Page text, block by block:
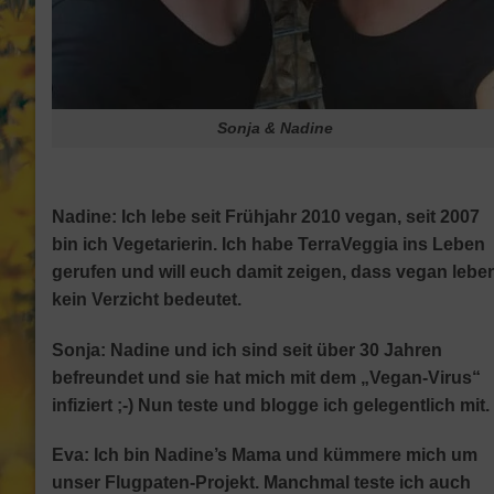
Sonja & Nadine
Nadine: Ich lebe seit Frühjahr 2010 vegan, seit 2007
bin ich Vegetarierin. Ich habe TerraVeggia ins Leben
gerufen und will euch damit zeigen, dass vegan
kein Verzicht bedeutet.
Sonja: Nadine und ich sind seit über 30 Jahren
befreundet und sie hat mich mit dem „Vegan-Virus“
infiziert ;-) Nun teste und blogge ich gelegentlich mit.
Eva: Ich bin Nadine’s Mama und kümmere mich um
unser Flugpaten-Projekt. Manchmal teste ich auch